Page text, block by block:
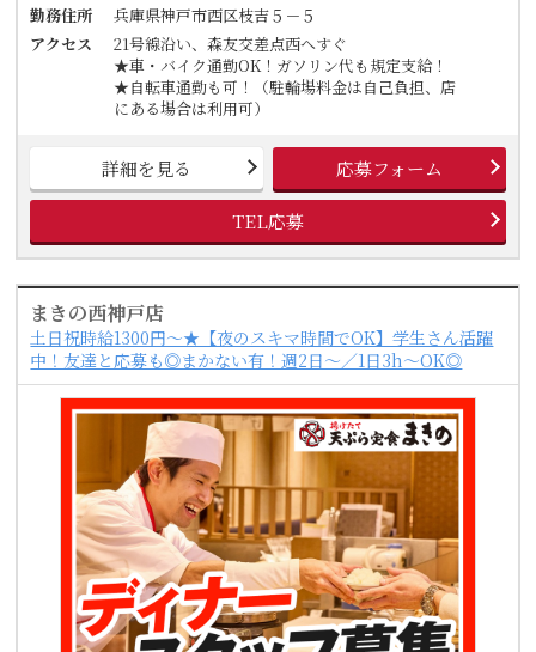
勤務住所
兵庫県神戸市西区枝吉５－５
アクセス
21号線沿い、森友交差点西へすぐ
★車・バイク通勤OK！ガソリン代も規定支給！
★自転車通勤も可！（駐輪場料金は自己負担、店
にある場合は利用可）
詳細を見る 応募フォーム
TEL応募
まきの西神戸店
土日祝時給1300円～★【夜のスキマ時間でOK】学生さん活躍
中！友達と応募も◎まかない有！週2日～／1日3h～OK◎